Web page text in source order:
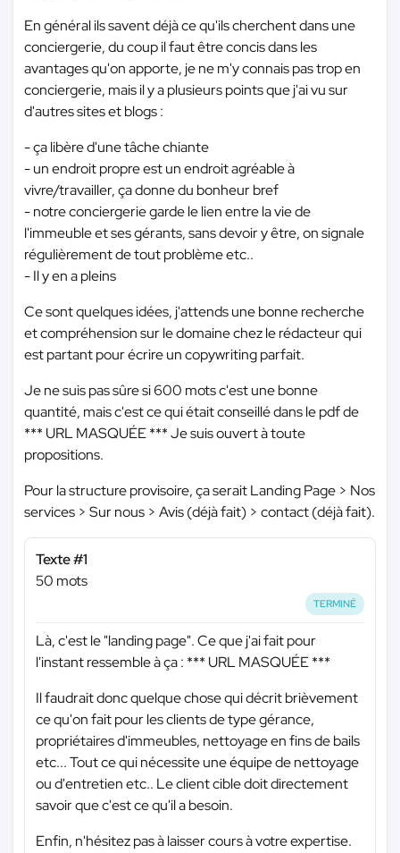
En général ils savent déjà ce qu'ils cherchent dans une
conciergerie, du coup il faut être concis dans les
avantages qu'on apporte, je ne m'y connais pas trop en
conciergerie, mais il y a plusieurs points que j'ai vu sur
d'autres sites et blogs :
- ça libère d'une tâche chiante
- un endroit propre est un endroit agréable à
vivre/travailler, ça donne du bonheur bref
- notre conciergerie garde le lien entre la vie de
l'immeuble et ses gérants, sans devoir y être, on signale
régulièrement de tout problème etc..
- Il y en a pleins
Ce sont quelques idées, j'attends une bonne recherche
et compréhension sur le domaine chez le rédacteur qui
est partant pour écrire un copywriting parfait.
Je ne suis pas sûre si 600 mots c'est une bonne
quantité, mais c'est ce qui était conseillé dans le pdf de
*** URL MASQUÉE ***Je suis ouvert à toute
propositions.
Pour la structure provisoire, ça serait Landing Page > Nos
services > Sur nous > Avis (déjà fait) > contact (déjà fait).
Texte #1
50 mots
TERMINÉ
Là, c'est le "landing page". Ce que j'ai fait pour
l'instant ressemble à ça : *** URL MASQUÉE ***
Il faudrait donc quelque chose qui décrit brièvement
ce qu'on fait pour les clients de type gérance,
propriétaires d'immeubles, nettoyage en fins de bails
etc... Tout ce qui nécessite une équipe de nettoyage
ou d'entretien etc.. Le client cible doit directement
savoir que c'est ce qu'il a besoin.
Enfin, n'hésitez pas à laisser cours à votre expertise.